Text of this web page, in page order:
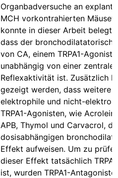
Organbadversuche an
MCH vorkontrahierten
konnte in dieser Arbeit belegt
dass der
von CA, einem TRPA1-
unabhängig von einer zentralen
Reflexaktivität ist. Zusätzlich
gezeigt werden, dass weitere
elektrophile und nicht-
TRPA1-Agonisten, wie
APB, Thymol und Carvacrol,
dosisabhängigen
Effekt aufweisen. Um zu
dieser Effekt tatsächlich
ist, wurden TRPA1-